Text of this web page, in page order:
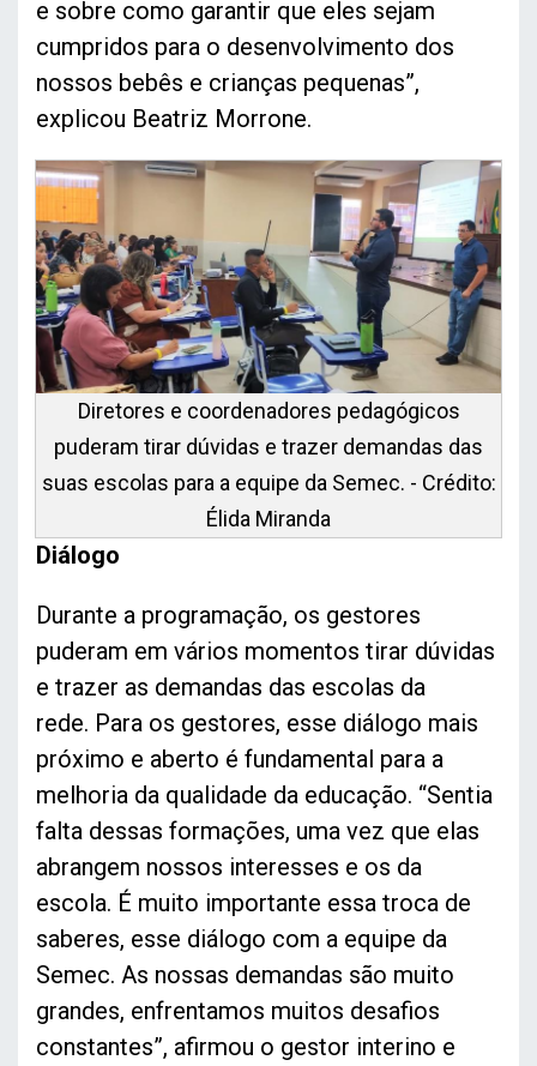
e sobre como garantir que eles sejam
cumpridos para o desenvolvimento dos
nossos bebês e crianças pequenas”,
explicou Beatriz Morrone.
Diretores e coordenadores pedagógicos
puderam tirar dúvidas e trazer demandas das
suas escolas para a equipe da Semec. - Crédito:
Élida Miranda
Diálogo
Durante a programação, os gestores
puderam em vários momentos tirar dúvidas
e trazer as demandas das escolas da
rede. Para os gestores, esse diálogo mais
próximo e aberto é fundamental para a
melhoria da qualidade da educação. “Sentia
falta dessas formações, uma vez que elas
abrangem nossos interesses e os da
escola. É muito importante essa troca de
saberes, esse diálogo com a equipe da
Semec. As nossas demandas são muito
grandes, enfrentamos muitos desafios
constantes”, afirmou o gestor interino e